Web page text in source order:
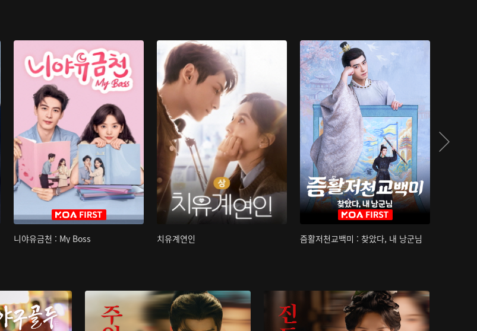
니야유금천 : My Boss 치유계연인 즘활저천교백미 : 찾았다, 내 낭군님